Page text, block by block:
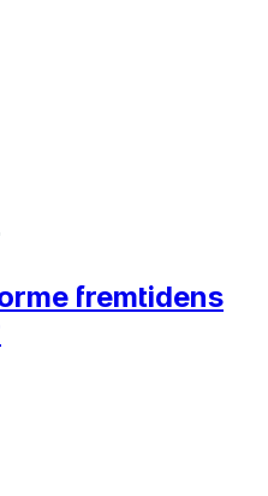
fremtidens